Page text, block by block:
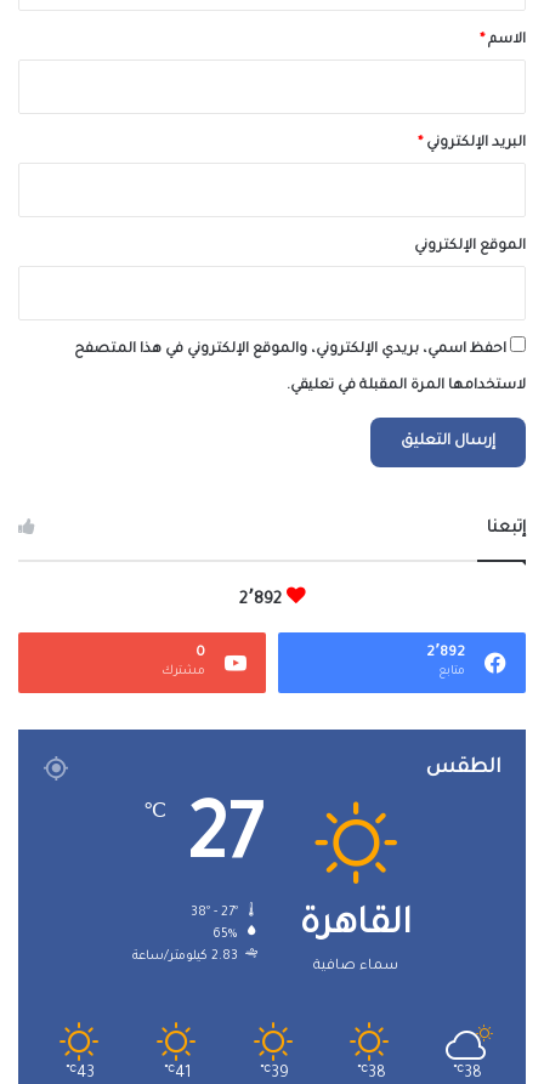
*الاسم*
البريد الإلكتروني*
الموقع الإلكتروني
احفظ اسمي، بريدي الإلكتروني، والموقع الإلكتروني في هذا المتصفح
لاستخدامها المرة المقبلة في تعليقي.
إتبعنا
2٬892
2٬892
متابع
0
مشترك
الطقس
القاهرة
سماء صافية
27
℃
65%
2.83 كيلومتر/ساعة
38
℃
38
℃
39
℃
41
℃
43
℃